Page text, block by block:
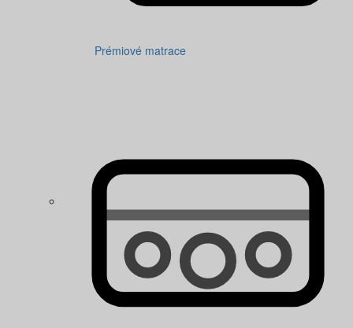
Prémiové matrace